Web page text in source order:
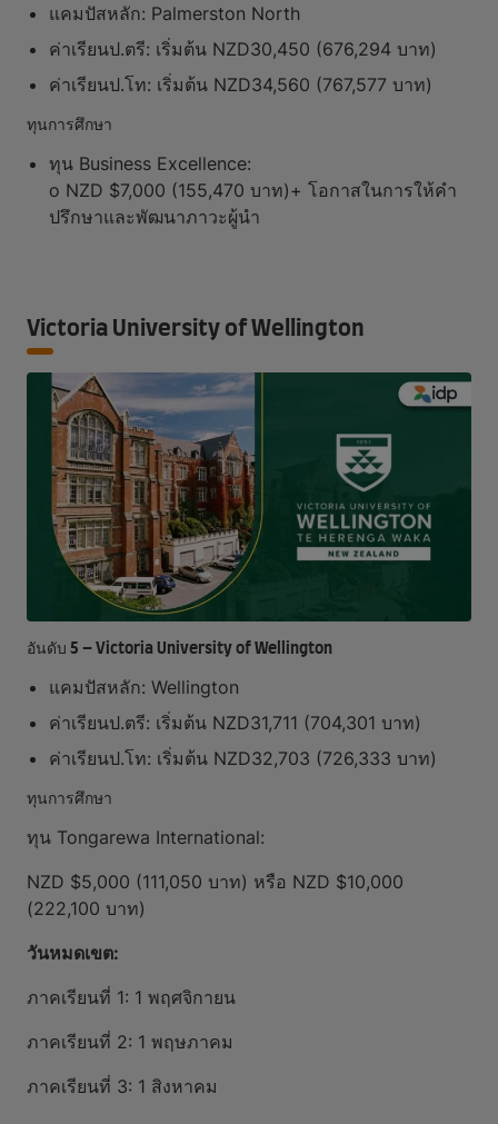
แคมปัสหลัก: Palmerston North
ค่าเรียนป.ตรี: เริ่มต้น NZD30,450 (676,294 บาท)
ค่าเรียนป.โท: เริ่มต้น NZD34,560 (767,577 บาท)
ทุนการศึกษา
ทุน Business Excellence:
o NZD $7,000 (155,470 บาท)+ โอกาสในการให้คำ
ปรึกษาและพัฒนาภาวะผู้นำ
Victoria University of Wellington
อันดับ 5 – Victoria University of Wellington
แคมปัสหลัก: Wellington
ค่าเรียนป.ตรี: เริ่มต้น NZD31,711 (704,301 บาท)
ค่าเรียนป.โท: เริ่มต้น NZD32,703 (726,333 บาท)
ทุนการศึกษา
ทุน Tongarewa International:
NZD $5,000 (111,050 บาท) หรือ NZD $10,000
(222,100 บาท)
วันหมดเขต:
ภาคเรียนที่ 1: 1 พฤศจิกายน
ภาคเรียนที่ 2: 1 พฤษภาคม
ภาคเรียนที่ 3: 1 สิงหาคม